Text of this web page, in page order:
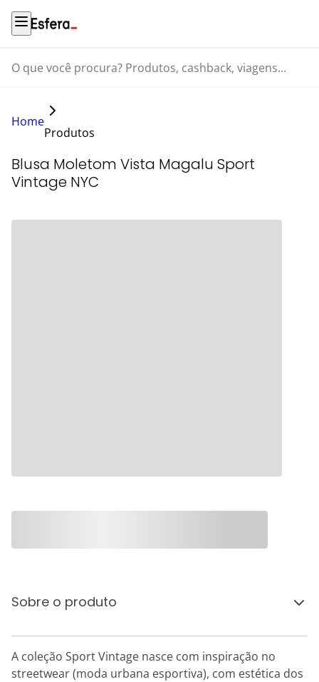
O que você procura? Produtos, cashback, viagens...
Home
Produtos
Blusa Moletom Vista Magalu Sport
Vintage NYC
Sobre o produto
A coleção Sport Vintage nasce com inspiração no
streetwear (moda urbana esportiva), com estética dos